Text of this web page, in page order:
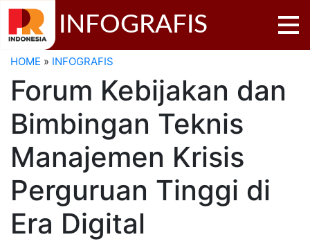
INFOGRAFIS
HOME » INFOGRAFIS
Forum Kebijakan dan
Bimbingan Teknis
Manajemen Krisis
Perguruan Tinggi di
Era Digital